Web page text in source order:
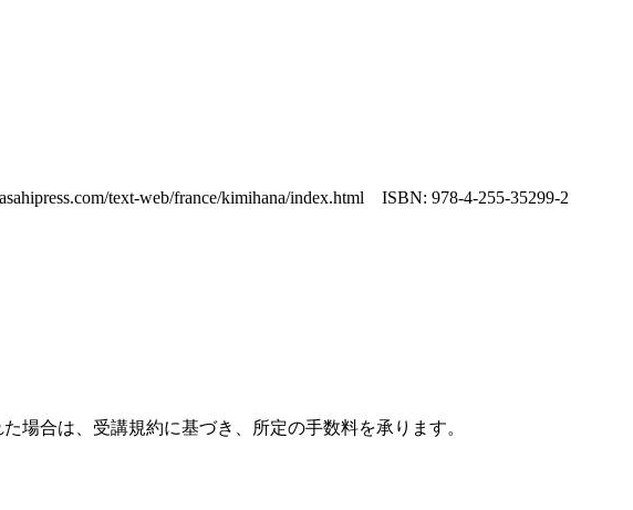
text-web/france/kimihana/index.html ISBN: 978-4-255-35299-2
場合は、受講規約に基づき、所定の手数料を承ります。